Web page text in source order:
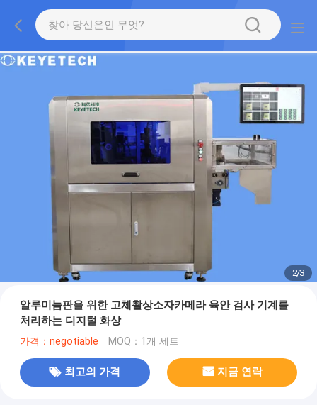
2/3
알루미늄판을 위한 고체촬상소자카메라 육안 검사 기계를
처리하는 디지털 화상
가격：negotiable MOQ：1개 세트
최고의 가격 지금 연락